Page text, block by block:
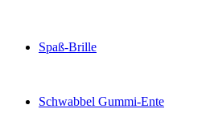
Spaß-Brille
Schwabbel Gummi-Ente